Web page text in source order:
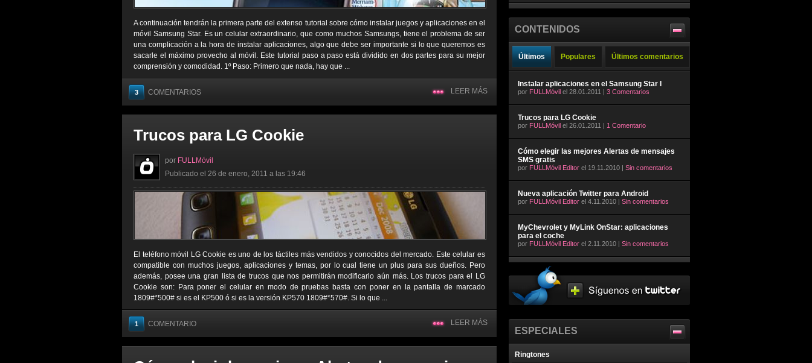
A continuación tendrán la primera parte del extenso tutorial sobre cómo instalar juegos y aplicaciones en el
móvil Samsung Star. Es un celular extraordinario, que como muchos Samsungs, tiene el problema de ser
una complicación a la hora de instalar aplicaciones, algo que debe ser importante si lo que queremos es
sacarle el máximo provecho al móvil. Este tutorial paso a paso está dividido en dos partes para su mejor
comprensión y comodidad. 1º Paso: Primero que nada, hay que ...
3 COMENTARIOS LEER MÁS
Trucos para LG Cookie
por FULLMóvil
Publicado el 26 de enero, 2011 a las 19:46
El teléfono móvil LG Cookie es uno de los táctiles más vendidos y conocidos del mercado. Este celular es
compatible con muchos juegos, aplicaciones y temas, por lo cual tiene un plus para sus dueños. Pero
además, posee una gran lista de trucos que nos permitirán modificarlo aún más. Los trucos para el LG
Cookie son: Para poner el celular en modo de pruebas basta con poner en la pantalla de marcado
1809#*500# si es el KP500 ó si es la versión KP570 1809#*570#. Si lo que ...
1 COMENTARIO LEER MÁS
CONTENIDOS
Últimos Populares Últimos comentarios
Instalar aplicaciones en el Samsung Star I
por FULLMóvil el 28.01.2011 | 3 Comentarios
Trucos para LG Cookie
por FULLMóvil el 26.01.2011 | 1 Comentario
Cómo elegir las mejores Alertas de mensajes
SMS gratis
por FULLMóvil Editor el 19.11.2010 | Sin comentarios
Nueva aplicación Twitter para Android
por FULLMóvil Editor el 4.11.2010 | Sin comentarios
MyChevrolet y MyLink OnStar: aplicaciones
para el coche
por FULLMóvil Editor el 2.11.2010 | Sin comentarios
ESPECIALES
Ringtones